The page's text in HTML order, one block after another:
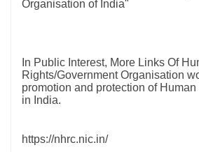
Organisation of India"
In Public Interest, More Links Of
Rights/Government Organisation
promotion and protection of
in India.
https://nhrc.nic.in/